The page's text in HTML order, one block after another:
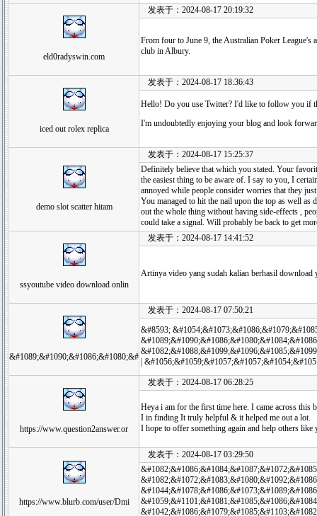
eld0radyswin.com
发表于：2024-08-17 20:19:32
From four to June 9, the Australian Poker
club in Albury.
iced out rolex replica
发表于：2024-08-17 18:36:43
Hello! Do you use Twitter? I'd like to follow you if
I'm undoubtedly enjoying your blog and look
demo slot scatter hitam
发表于：2024-08-17 15:25:37
Definitely believe that which you stated. Your
the easiest thing to be aware of. I say to you, I
annoyed while people consider worries that they
You managed to hit the nail upon the top as well as
out the whole thing without having side-effects ,
could take a signal. Will probably be back to get
ssyoutube video download onlin
发表于：2024-08-17 14:41:52
Artinya video yang sudah kalian berhasil download
&#1089;&#1090;&#1086;&#1080;&#
发表于：2024-08-17 07:50:21
&#8593;
|
https://www.question2answer.or
发表于：2024-08-17 06:28:25
Heya i am for the first time here. I came across this
I in finding It truly helpful & it helped me out a lot.
I hope to offer something again and help others like
https://www.blurb.com/user/Dmi
发表于：2024-08-17 03:29:50